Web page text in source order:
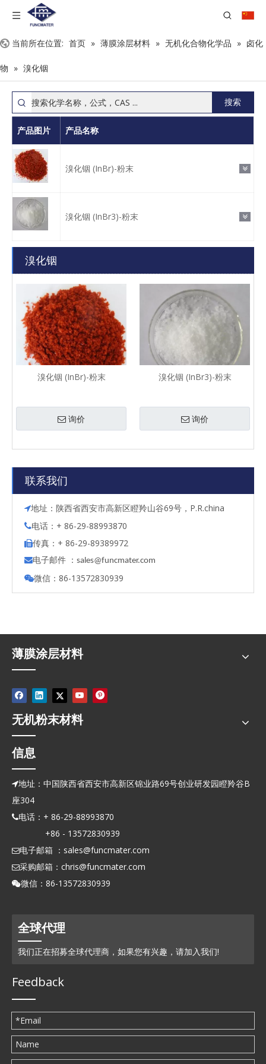
当前所在位置: 首页 » 薄膜涂层材料 » 无机化合物化学品 » 卤化
物 » 溴化铟
搜索
产品图片 产品名称
溴化铟 (InBr)-粉末
溴化铟 (InBr3)-粉末
溴化铟
溴化铟 (InBr)-粉末
询价
溴化铟 (InBr3)-粉末
询价
联系我们
地址：陕西省西安市高新区瞪羚山谷69号，P.R.china
电话：+ 86-29-88993870
传真：+ 86-29-89389972
电子邮件 ： sales@funcmater.com
微信：86-13572830939
薄膜涂层材料
无机粉末材料
信息
地址：中国陕西省西安市高新区锦业路69号创业研发园瞪羚谷B
座304
电话：+ 86-29-88993870
+86 - 13572830939
电子邮箱 ： sales@funcmater.com
采购邮箱： chris@funcmater.com
微信：86-13572830939
全球代理
我们正在招募全球代理商，如果您有兴趣，请加入我们!
Feedback